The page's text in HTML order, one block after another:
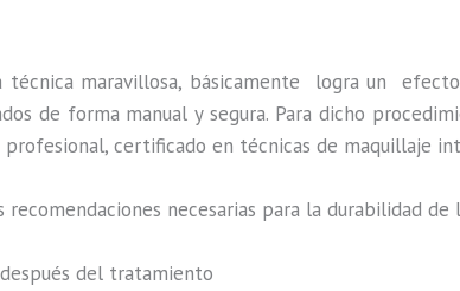
técnica maravillosa, básicamente
logra un efecto
de forma manual y segura. Para dicho
certificado en técnicas de maquillaje
necesarias para la durabilidad de
del tratamiento